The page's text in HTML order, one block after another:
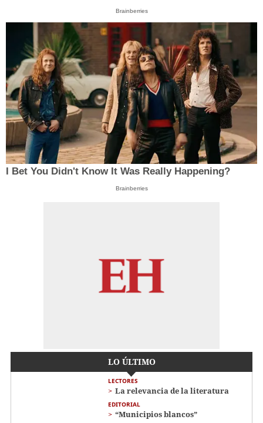
Brainberries
I Bet You Didn't Know It Was Really Happening?
Brainberries
LO ÚLTIMO
LECTORES
La relevancia de la literatura
EDITORIAL
“Municipios blancos”